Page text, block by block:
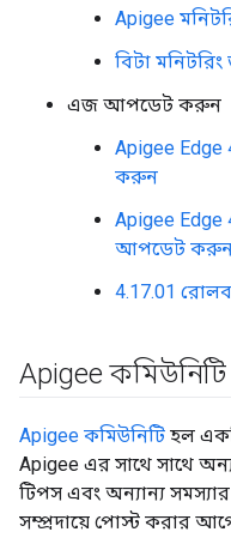
Apigee
বিটা
এজ আপডেট করুন
Apigee
করুন
Apigee Edge
আপডেট
4.17.01
Apigee
Apigee কমিউনিটি হল
Apigee এর সাথে সাথে
টিপস এবং অন্যান্য
সম্প্রদায়ে পোস্ট করার